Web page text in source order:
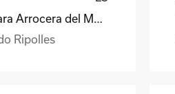
Ripolles